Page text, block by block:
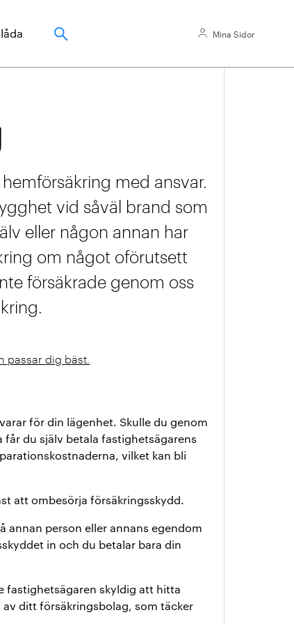
Mina Sidor
med ansvar.
vid såväl brand som
eller någon annan har
om något oförutsett
försäkrade genom oss
passar dig bäst.
för din lägenhet. Skulle du genom
får du själv betala fastighetsägarens
vilket kan bli
att ombesörja försäkringsskydd.
annan person eller annans egendom
in och du betalar bara din
fastighetsägaren skyldig att hitta
ditt försäkringsbolag, som täcker